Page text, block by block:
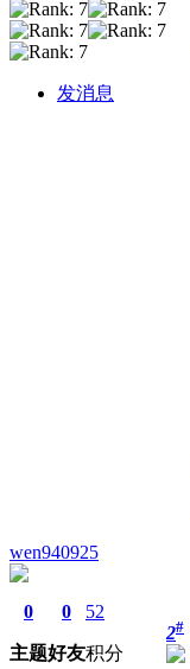
发消息
wen940925
0
主题
0
好友
52
积分
2#